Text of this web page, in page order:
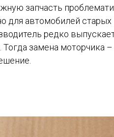
запчасть
для автомобилей
редко
замена моторчика –